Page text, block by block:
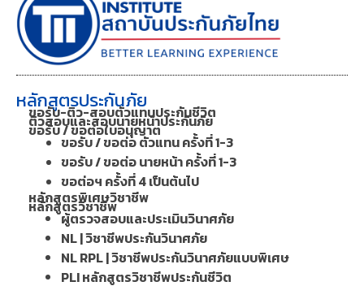
หลักสูตรประกันภัย
ขอรับ-ติว-สอบตัวแทนประกันชีวิต
ติวสอบและสอบนายหน้าประกันภัย
ขอรับ / ขอต่อใบอนุญาต
ขอรับ / ขอต่อ ตัวแทน ครั้งที่ 1-3
ขอรับ / ขอต่อ นายหน้า ครั้งที่ 1-3
ขอต่อฯ ครั้งที่ 4 เป็นต้นไป
หลักสูตรพิเศษวิชาชีพ
หลักสูตรวิชาชีพ
ผู้ตรวจสอบและประเมินวินาศภัย
NL | วิชาชีพประกันวินาศภัย
NL RPL | วิชาชีพประกันวินาศภัยแบบพิเศษ
PLI หลักสูตรวิชาชีพประกันชีวิต